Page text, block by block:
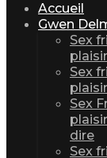
Accueil
Gwen
Sex
Sex
Sex
dire
Sex